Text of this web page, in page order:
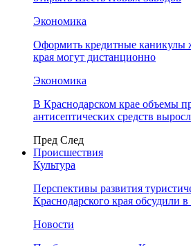
Экономика
Оформить кредитные каникулы
края могут дистанционно
Экономика
В Краснодарском крае объемы
антисептических средств
Пред След
Происшествия
Культура
Перспективы развития
Краснодарского края обсудили
Новости